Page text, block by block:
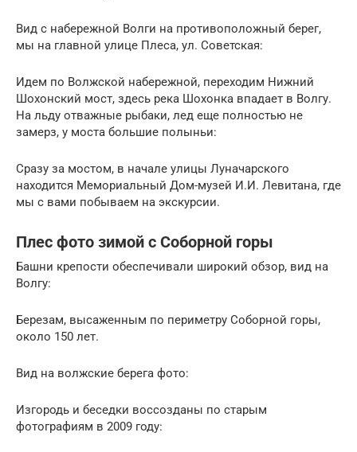
Вид с набережной Волги на противоположный берег,
мы на главной улице Плеса, ул. Советская:
Идем по Волжской набережной, переходим Нижний
Шохонский мост, здесь река Шохонка впадает в Волгу.
На льду отважные рыбаки, лед еще полностью не
замерз, у моста большие полыньи:
Сразу за мостом, в начале улицы Луначарского
находится Мемориальный Дом-музей И.И. Левитана, где
мы с вами побываем на экскурсии.
Плес фото зимой с Соборной горы
Башни крепости обеспечивали широкий обзор, вид на
Волгу:
Березам, высаженным по периметру Соборной горы,
около 150 лет.
Вид на волжские берега фото:
Изгородь и беседки воссозданы по старым
фотографиям в 2009 году: